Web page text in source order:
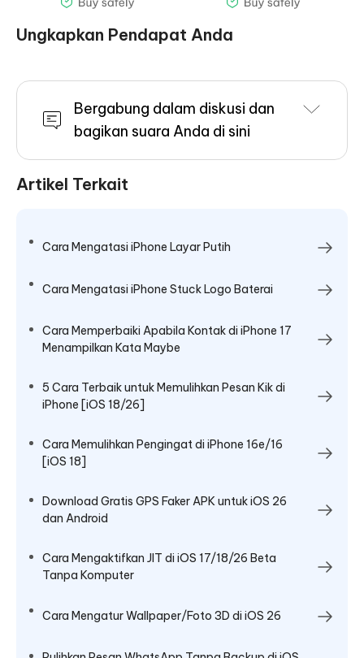
Ungkapkan Pendapat Anda
Bergabung dalam diskusi dan
bagikan suara Anda di sini
Artikel Terkait
Cara Mengatasi iPhone Layar Putih
Cara Mengatasi iPhone Stuck Logo Baterai
Cara Memperbaiki Apabila Kontak di iPhone 17
Menampilkan Kata Maybe
5 Cara Terbaik untuk Memulihkan Pesan Kik di
iPhone [iOS 18/26]
Cara Memulihkan Pengingat di iPhone 16e/16
[iOS 18]
Download Gratis GPS Faker APK untuk iOS 26
dan Android
Cara Mengaktifkan JIT di iOS 17/18/26 Beta
Tanpa Komputer
Cara Mengatur Wallpaper/Foto 3D di iOS 26